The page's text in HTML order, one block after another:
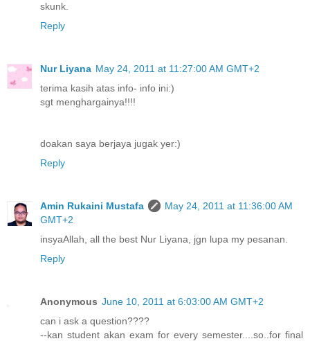
skunk.
Reply
Nur Liyana May 24, 2011 at 11:27:00 AM GMT+2
terima kasih atas info- info ini:)
sgt menghargainya!!!!
doakan saya berjaya jugak yer:)
Reply
Amin Rukaini Mustafa
May 24, 2011 at 11:36:00 AM
GMT+2
insyaAllah, all the best Nur Liyana, jgn lupa my pesanan.
Reply
Anonymous June 10, 2011 at 6:03:00 AM GMT+2
can i ask a question????
--kan student akan exam for every semester....so..for final